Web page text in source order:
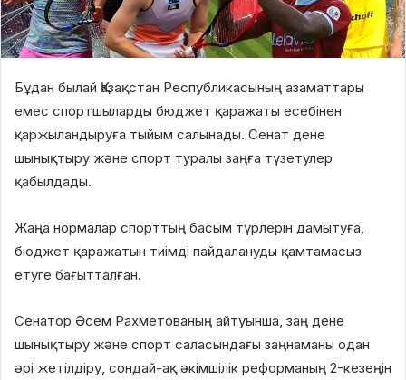
Бұдан былай Қазақстан Республикасының азаматтары
емес спортшыларды бюджет қаражаты есебінен
қаржыландыруға тыйым салынады. Сенат дене
шынықтыру және спорт туралы заңға түзетулер
қабылдады.
Жаңа нормалар спорттың басым түрлерін дамытуға,
бюджет қаражатын тиімді пайдалануды қамтамасыз
етуге бағытталған.
Сенатор Әсем Рахметованың айтуынша, заң дене
шынықтыру және спорт саласындағы заңнаманы одан
әрі жетілдіру, сондай-ақ әкімшілік реформаның 2-кезеңін